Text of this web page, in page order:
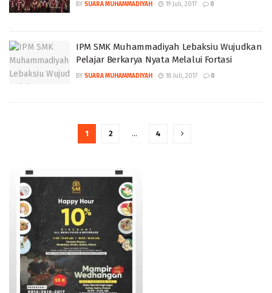
BY SUARA MUHAMMADIYAH 19 Juli, 2017 0
IPM SMK Muhammadiyah Lebaksiu Wujudkan
Pelajar Berkarya Nyata Melalui Fortasi
BY SUARA MUHAMMADIYAH 18 Juli, 2017 0
1 2 … 4